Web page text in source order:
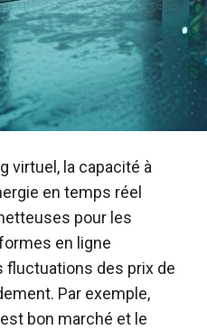
virtuel, la capacité à
en temps réel
pour les
en ligne
fluctuations des prix de
Par exemple,
bon marché et le